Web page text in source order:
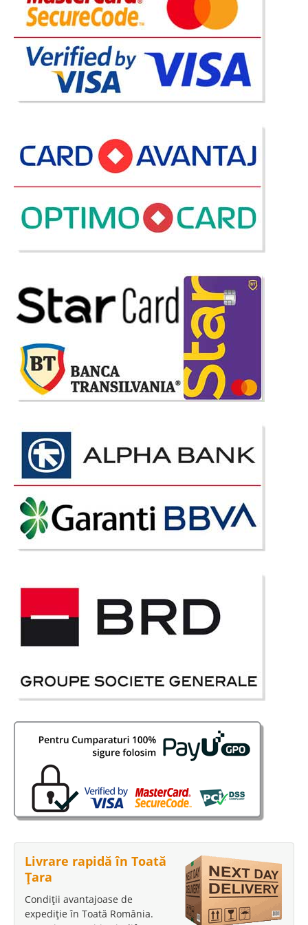
Livrare rapidă în Toată
Țara
Condiții avantajoase de
expediție în Toată România.